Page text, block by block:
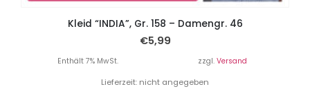
Kleid “INDIA”, Gr. 158 – Damengr. 46
€5,99
Enthält 7% MwSt. zzgl. Versand
Lieferzeit: nicht angegeben